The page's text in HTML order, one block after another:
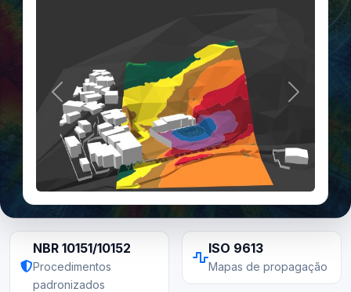
Anterior Próximo
NBR 10151/10152
Procedimentos
padronizados
ISO 9613
Mapas de propagação